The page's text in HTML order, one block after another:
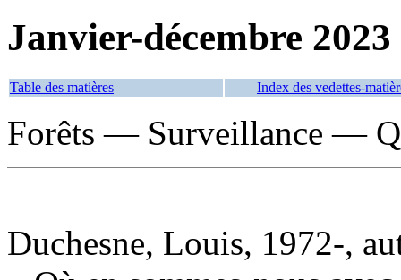
Janvier-décembre 2023
Table des matières Index des vedettes-
Forêts — Surveillance —
Duchesne, Louis, 1972-,